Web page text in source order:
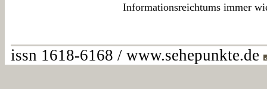
Informationsreichtums immer
issn 1618-6168 / www.sehepunkte.de